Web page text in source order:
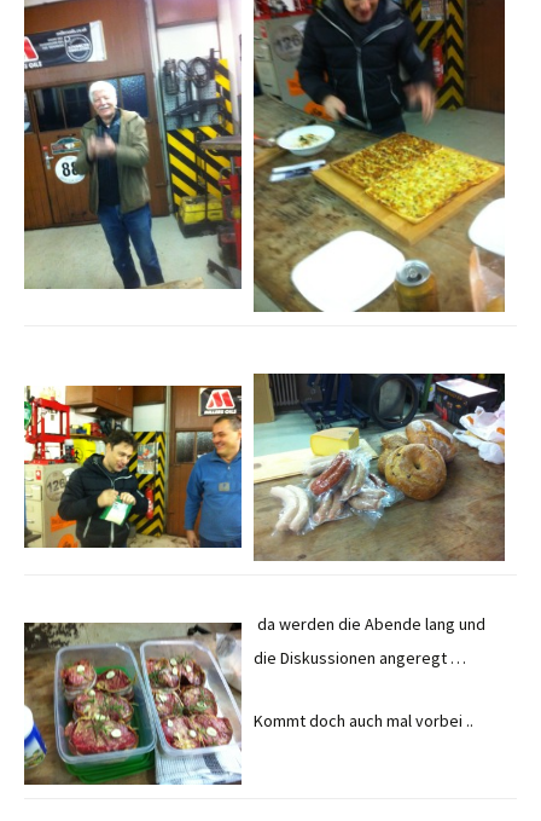
da werden die Abende lang und
die Diskussionen angeregt …
Kommt doch auch mal vorbei ..